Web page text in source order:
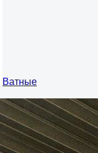
Ватные